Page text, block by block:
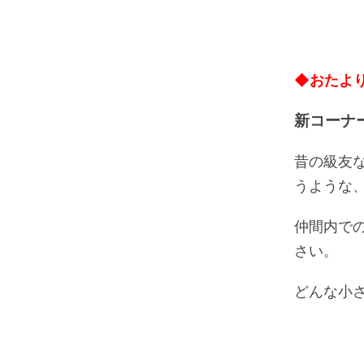
◆おたよ
新コーナ
昔の級友
うような
仲間内で
さい。
どんな小